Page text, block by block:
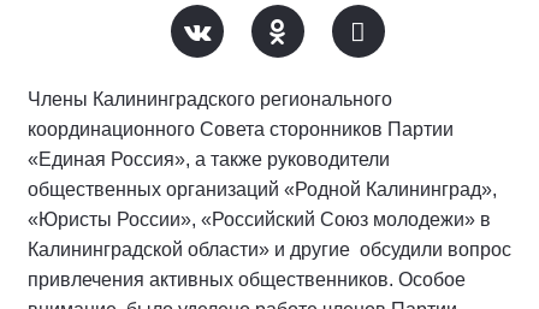
Члены Калининградского регионального
координационного Совета сторонников Партии
«Единая Россия», а также руководители
общественных организаций «Родной Калининград»,
«Юристы России», «Российский Союз молодежи» в
Калининградской области» и другие обсудили вопрос
привлечения активных общественников. Особое